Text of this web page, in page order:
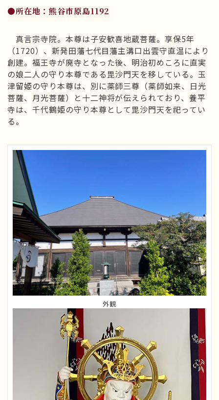
●所在地：熊谷市原島1192
真言宗寺院。本尊は子安歓喜地蔵菩薩。享保5年
（1720）、新発田藩七代目藩主溝口出雲守直温により
創建。福王寺が廃寺となった後、明治初めころに直実
の娘二人の守り本尊である毘沙門天を移している。玉
津留姫の守り本尊は、別に薬師三尊（薬師如来、日光
菩薩、月光菩薩）と十二神将が伝えられており、養平
寺は、千代鶴姫の守り本尊として毘沙門天を祀ってい
る。
外観